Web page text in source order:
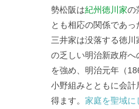
勢松阪は紀州徳川家の
とも相応の関係であっ
三井家は没落する徳
の乏しい明治新政府
を強め、明治元年（
小野組みとともに会
得ます。 家庭を聖域に